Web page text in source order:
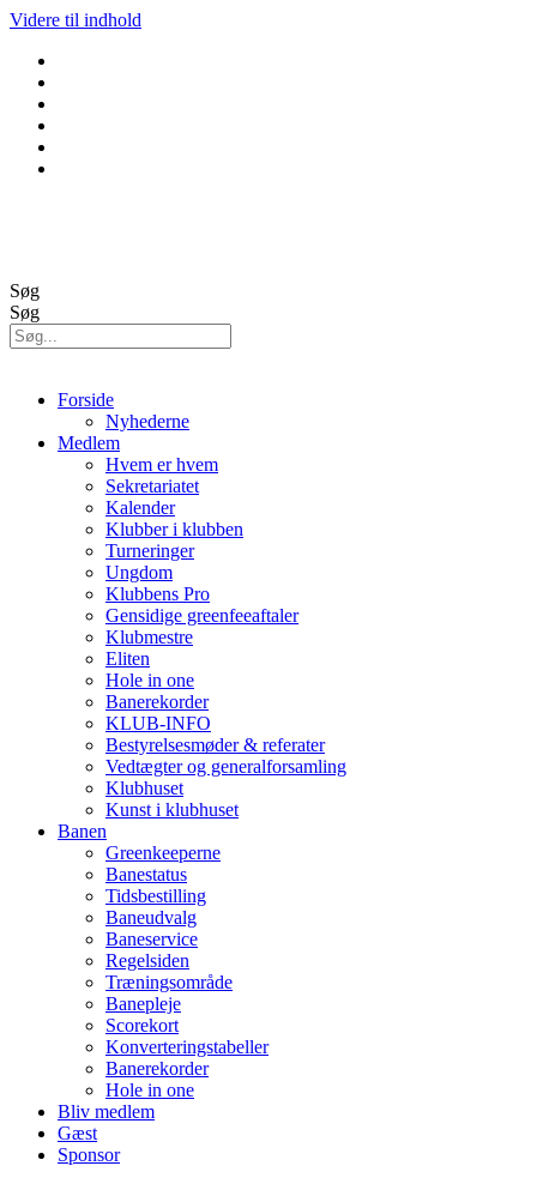
Videre til indhold
Søg
Søg
Forside
Nyhederne
Medlem
Hvem er hvem
Sekretariatet
Kalender
Klubber i klubben
Turneringer
Ungdom
Klubbens Pro
Gensidige greenfeeaftaler
Klubmestre
Eliten
Hole in one
Banerekorder
KLUB-INFO
Bestyrelsesmøder & referater
Vedtægter og generalforsamling
Klubhuset
Kunst i klubhuset
Banen
Greenkeeperne
Banestatus
Tidsbestilling
Baneudvalg
Baneservice
Regelsiden
Træningsområde
Banepleje
Scorekort
Konverteringstabeller
Banerekorder
Hole in one
Bliv medlem
Gæst
Sponsor